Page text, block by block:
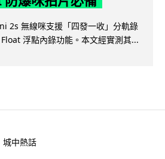
2s 無線咪支援「四發一收」分軌錄
浮點內錄功能。本文經實測其...
城中熱話